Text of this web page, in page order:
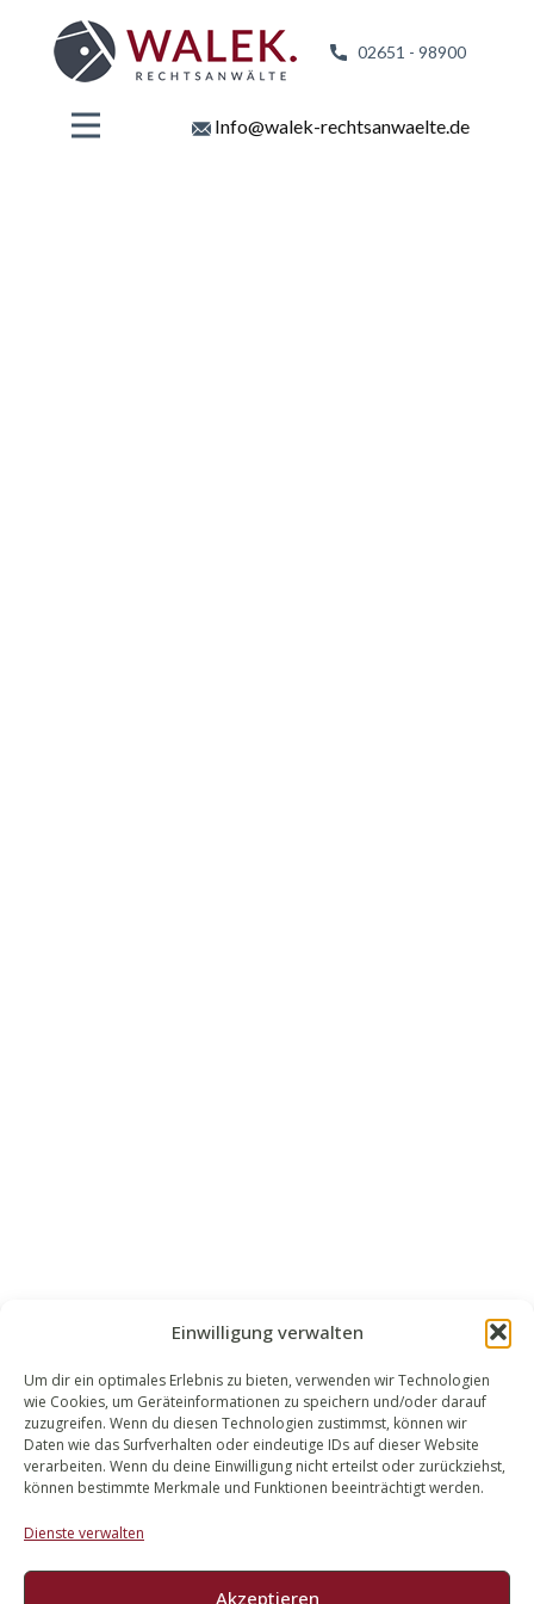
Einwilligung verwalten
Um dir ein optimales Erlebnis zu bieten, verwenden wir Technologien
wie Cookies, um Geräteinformationen zu speichern und/oder darauf
zuzugreifen. Wenn du diesen Technologien zustimmst, können wir
Daten wie das Surfverhalten oder eindeutige IDs auf dieser Website
verarbeiten. Wenn du deine Einwilligung nicht erteilst oder zurückziehst,
können bestimmte Merkmale und Funktionen beeinträchtigt werden.
Dienste verwalten
Akzeptieren
02651 - 98900
Info@walek-rechtsanwaelte.de
WALEK RECHTSANWÄLT​​E
Bachstraße 13
56727 Mayen
02651 98 900
info@walek-rechtsanwaelte.de